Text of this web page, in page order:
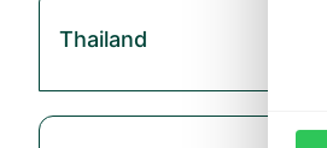
Thailand